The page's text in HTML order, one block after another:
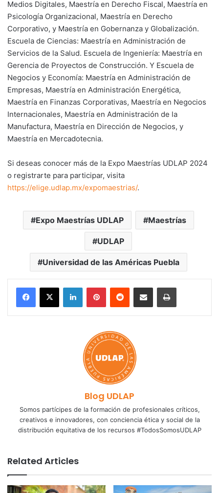
Medios Digitales, Maestría en Derecho Fiscal, Maestría en
Psicología Organizacional, Maestría en Derecho
Corporativo, y Maestría en Gobernanza y Globalización.
Escuela de Ciencias: Maestría en Administración de
Servicios de la Salud. Escuela de Ingeniería: Maestría en
Gerencia de Proyectos de Construcción. Y Escuela de
Negocios y Economía: Maestría en Administración de
Empresas, Maestría en Administración Energética,
Maestría en Finanzas Corporativas, Maestría en Negocios
Internacionales, Maestría en Administración de la
Manufactura, Maestría en Dirección de Negocios, y
Maestría en Mercadotecnia.
Si deseas conocer más de la Expo Maestrías UDLAP 2024
o registrarte para participar, visita
https://elige.udlap.mx/expomaestrias/.
Expo Maestrías UDLAP Maestrías
UDLAP
Universidad de las Américas Puebla
LinkedInPinterestReddit Share via Email Print
Blog UDLAP
Somos partícipes de la formación de profesionales críticos,
creativos e innovadores, con conciencia ética y social de la
distribución equitativa de los recursos #TodosSomosUDLAP
Related Articles